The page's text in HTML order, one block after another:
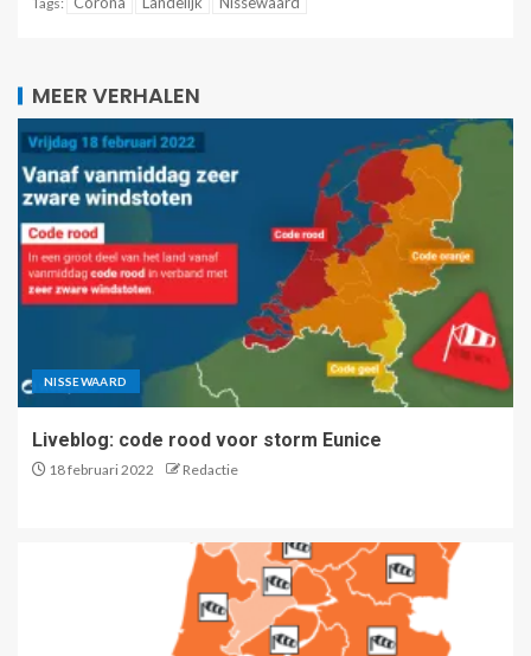
MEER VERHALEN
NISSEWAARD
Liveblog: code rood voor storm Eunice
18 februari 2022 Redactie